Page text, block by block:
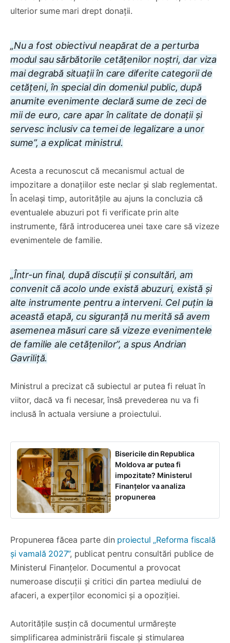
ulterior sume mari drept donații.
„Nu a fost obiectivul neapărat de a perturba
modul sau sărbătorile cetățenilor noștri, dar viza
mai degrabă situații în care diferite categorii de
cetățeni, în special din domeniul public, după
anumite evenimente declară sume de zeci de
mii de euro, care apar în calitate de donații și
servesc inclusiv ca temei de legalizare a unor
sume”, a explicat ministrul.
Acesta a recunoscut că mecanismul actual de
impozitare a donațiilor este neclar și slab reglementat.
În același timp, autoritățile au ajuns la concluzia că
eventualele abuzuri pot fi verificate prin alte
instrumente, fără introducerea unei taxe care să vizeze
evenimentele de familie.
„Într-un final, după discuții și consultări, am
convenit că acolo unde există abuzuri, există și
alte instrumente pentru a interveni. Cel puțin la
această etapă, cu siguranță nu merită să avem
asemenea măsuri care să vizeze evenimentele
de familie ale cetățenilor”, a spus Andrian
Gavriliță.
Ministrul a precizat că subiectul ar putea fi reluat în
viitor, dacă va fi necesar, însă prevederea nu va fi
inclusă în actuala versiune a proiectului.
Bisericile din Republica
Moldova ar putea fi
impozitate? Ministerul
Finanțelor va analiza
propunerea
Propunerea făcea parte din proiectul „Reforma fiscală
și vamală 2027”, publicat pentru consultări publice de
Ministerul Finanțelor. Documentul a provocat
numeroase discuții și critici din partea mediului de
afaceri, a experților economici și a opoziției.
Autoritățile susțin că documentul urmărește
simplificarea administrării fiscale și stimularea